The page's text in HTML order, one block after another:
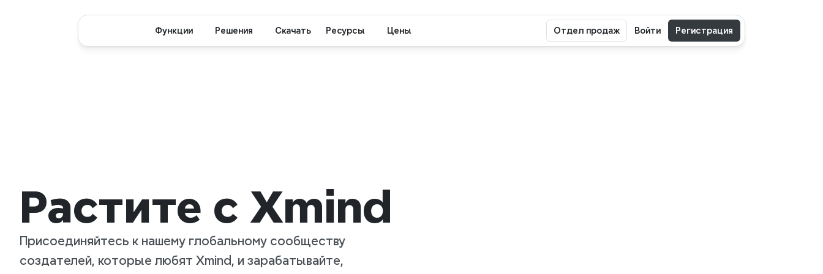
Растите с Xmind
Присоединяйтесь к нашему глобальному сообществу
создателей, которые любят Xmind, и зарабатывайте,
Функции Решения Скачать Ресурсы Цены Отдел продаж Войти Регистрация